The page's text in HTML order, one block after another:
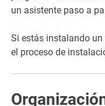
un asistente paso a
Si estás instalando
el proceso de